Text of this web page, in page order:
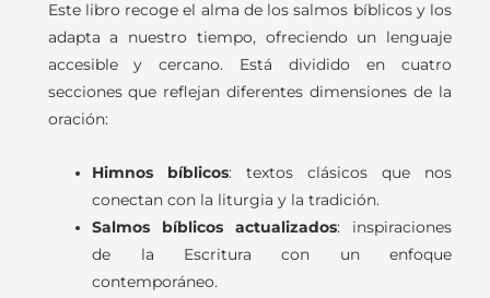
Este libro recoge el alma de los salmos bíblicos y los
adapta a nuestro tiempo, ofreciendo un lenguaje
accesible y cercano. Está dividido en cuatro
secciones que reflejan diferentes dimensiones de la
oración:
Himnos bíblicos: textos clásicos que nos
conectan con la liturgia y la tradición.
Salmos bíblicos actualizados: inspiraciones
de la Escritura con un enfoque
contemporáneo.